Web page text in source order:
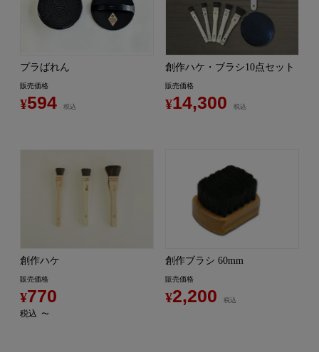
プラばれん
販売価格
¥594 税込
創作ハケ・ブラシ10点セット
販売価格
¥14,300 税込
創作ハケ
販売価格
¥770
税込 〜
創作ブラシ 60mm
販売価格
¥2,200 税込